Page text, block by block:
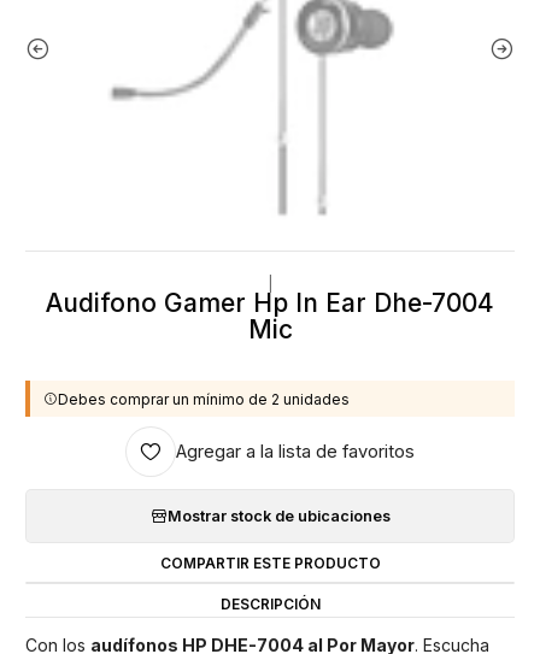
Audifono Gamer Hp In Ear Dhe-7004
Mic
Debes comprar un mínimo de 2 unidades
Agregar a la lista de favoritos
Mostrar stock de ubicaciones
COMPARTIR ESTE PRODUCTO
DESCRIPCIÓN
Con los audífonos HP DHE-7004 al Por Mayor. Escucha